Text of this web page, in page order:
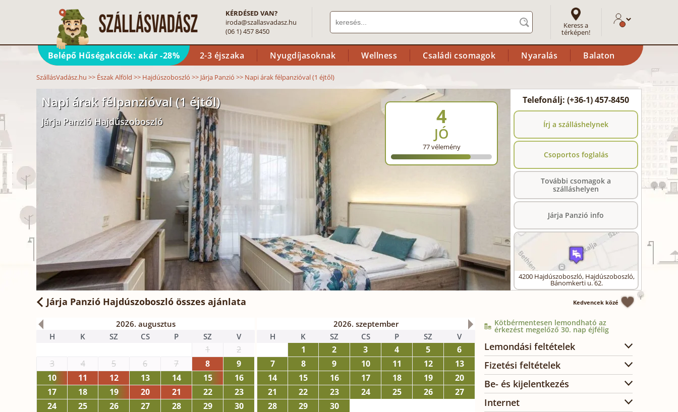
KÉRDÉSED VAN?
iroda@szallasvadasz.hu
(06 1) 457 8450
Keress a
térképen!
Belépő Hűségakciók: akár -28% 2-3 éjszaka Nyugdíjasoknak Wellness Családi csomagok Nyaralás Balaton
SzállásVadász.hu >> Észak Alföld >> Hajdúszoboszló >> Járja Panzió >> Napi árak félpanzióval (1 éjtől)
Napi árak félpanzióval (1 éjtől)
Járja Panzió Hajdúszoboszló 4
JÓ
77vélemény
Telefonálj: (+36-1) 457-8450
Írj a szálláshelynek
Csoportos foglalás
További csomagok a
szálláshelyen
Járja Panzió info
4200 Hajdúszoboszló, Hajdúszoboszló,
Bánomkerti u. 62.
Járja Panzió Hajdúszoboszló összes ajánlata Kedvencek közé
2026. augusztus
H
K SZ CS P SZ V
1
2
3
4 5 6 7 8
9
10
11 12 13 14 15
16
17
18 19 20 21 22
23
24
25 26 27 28 29
30
2026. szeptember
H
K SZ CS P SZ V
1 2 3 4 5
6
7
8 9 10 11 12
13
14
15 16 17 18 19
20
21
22 23 24 25 26
27
28
29 30
2026. október
CS
5
6 7
12
13 14 15 16
19
20 21 22 23
26
27
Kötbérmentesen lemondható az
érkezést megelőző 30. nap éjfélig
Lemondási feltételek
Fizetési feltételek
Be- és kijelentkezés
Internet